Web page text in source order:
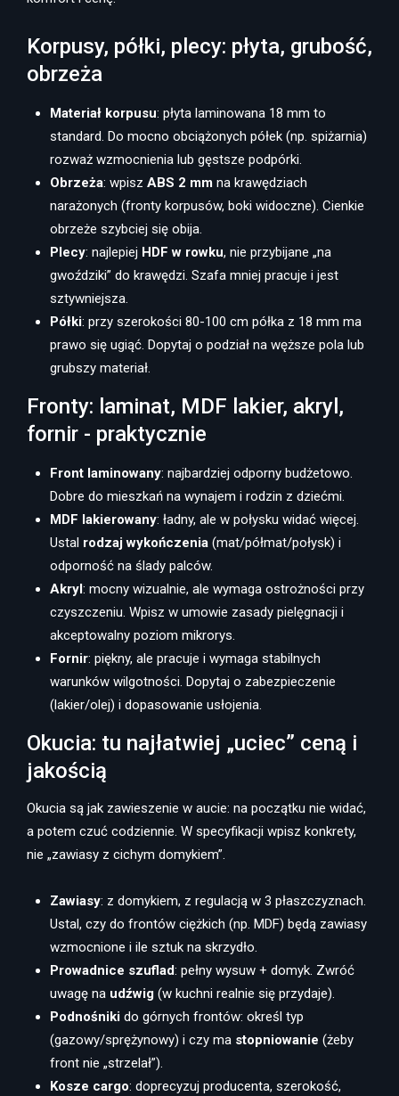
Korpusy, półki, plecy: płyta, grubość,
obrzeża
Materiał korpusu: płyta laminowana 18 mm to
standard. Do mocno obciążonych półek (np. spiżarnia)
rozważ wzmocnienia lub gęstsze podpórki.
Obrzeża: wpisz ABS 2 mm na krawędziach
narażonych (fronty korpusów, boki widoczne). Cienkie
obrzeże szybciej się obija.
Plecy: najlepiej HDF w rowku, nie przybijane „na
gwoździki” do krawędzi. Szafa mniej pracuje i jest
sztywniejsza.
Półki: przy szerokości 80-100 cm półka z 18 mm ma
prawo się ugiąć. Dopytaj o podział na węższe pola lub
grubszy materiał.
Fronty: laminat, MDF lakier, akryl,
fornir - praktycznie
Front laminowany: najbardziej odporny budżetowo.
Dobre do mieszkań na wynajem i rodzin z dziećmi.
MDF lakierowany: ładny, ale w połysku widać więcej.
Ustal rodzaj wykończenia (mat/półmat/połysk) i
odporność na ślady palców.
Akryl: mocny wizualnie, ale wymaga ostrożności przy
czyszczeniu. Wpisz w umowie zasady pielęgnacji i
akceptowalny poziom mikrorys.
Fornir: piękny, ale pracuje i wymaga stabilnych
warunków wilgotności. Dopytaj o zabezpieczenie
(lakier/olej) i dopasowanie usłojenia.
Okucia: tu najłatwiej „uciec” ceną i
jakością
Okucia są jak zawieszenie w aucie: na początku nie widać,
a potem czuć codziennie. W specyfikacji wpisz konkrety,
nie „zawiasy z cichym domykiem”.
Zawiasy: z domykiem, z regulacją w 3 płaszczyznach.
Ustal, czy do frontów ciężkich (np. MDF) będą zawiasy
wzmocnione i ile sztuk na skrzydło.
Prowadnice szuflad: pełny wysuw + domyk. Zwróć
uwagę na udźwig (w kuchni realnie się przydaje).
Podnośniki do górnych frontów: określ typ
(gazowy/sprężynowy) i czy ma stopniowanie (żeby
front nie „strzelał”).
Kosze cargo: doprecyzuj producenta, szerokość,